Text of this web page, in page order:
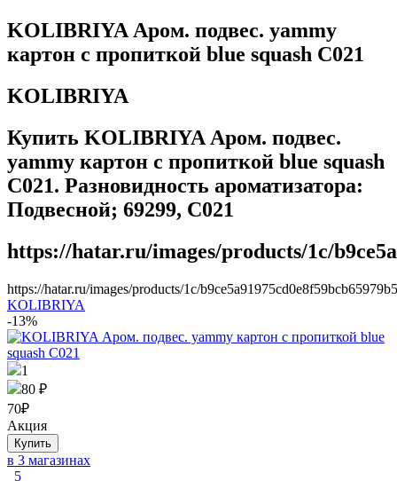
KOLIBRIYA Аром. подвес. yammy
картон с пропиткой blue squash C021
KOLIBRIYA
Купить KOLIBRIYA Аром. подвес.
yammy картон с пропиткой blue squash
C021. Разновидность ароматизатора:
Подвесной; 69299, C021
https://hatar.ru/images/products/1c/
https://hatar.ru/images/products/1c/
KOLIBRIYA
-13%
1
80 ₽
70₽
Акция
в 3 магазинах
5